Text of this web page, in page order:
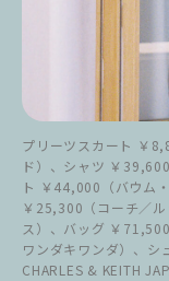
プリーツスカート ￥
ド）、シャツ ￥
ト ￥44,000（バウム
￥25,300（コーチ／
ス）、バッグ ￥
ワンダキワンダ）、シ
CHARLES & KEITH